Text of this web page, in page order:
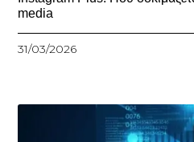
media
31/03/2026